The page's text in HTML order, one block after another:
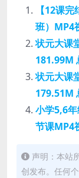
【12课
班）MP4
状元大课
181.99M
状元大课
179.51M
小学5,6
节课MP4
声明：本站
创发布。任何